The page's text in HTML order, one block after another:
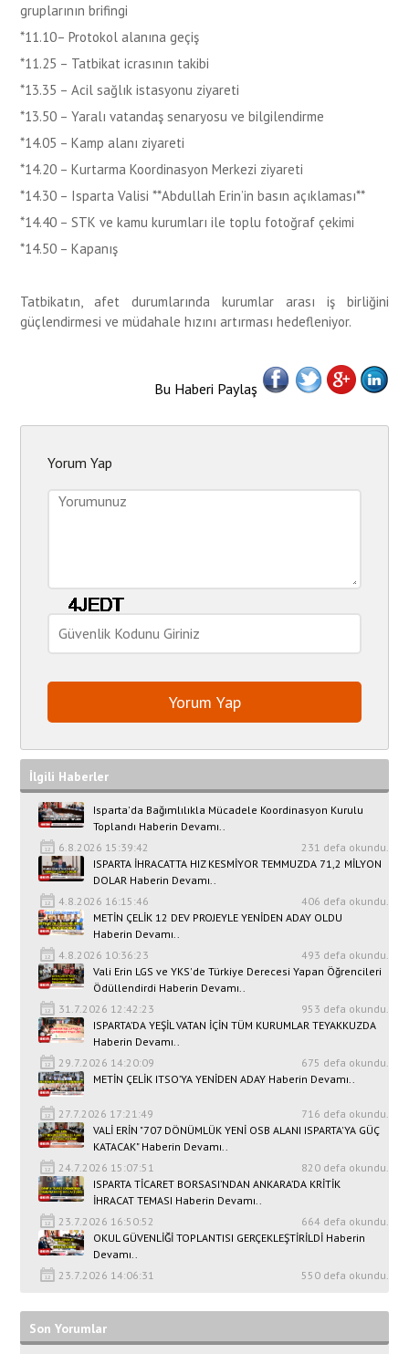
gruplarının brifingi
*11.10– Protokol alanına geçiş
*11.25 – Tatbikat icrasının takibi
*13.35 – Acil sağlık istasyonu ziyareti
*13.50 – Yaralı vatandaş senaryosu ve bilgilendirme
*14.05 – Kamp alanı ziyareti
*14.20 – Kurtarma Koordinasyon Merkezi ziyareti
*14.30 – Isparta Valisi **Abdullah Erin’in basın açıklaması**
*14.40 – STK ve kamu kurumları ile toplu fotoğraf çekimi
*14.50 – Kapanış
Tatbikatın, afet durumlarında kurumlar arası iş birliğini
güçlendirmesi ve müdahale hızını artırması hedefleniyor.
Bu Haberi Paylaş
Yorum Yap
İlgili Haberler
Isparta'da Bağımlılıkla Mücadele Koordinasyon Kurulu
Toplandı Haberin Devamı..
6.8.2026 15:39:42
231 defa okundu.
ISPARTA İHRACATTA HIZ KESMİYOR TEMMUZDA 71,2 MİLYON
DOLAR Haberin Devamı..
4.8.2026 16:15:46
406 defa okundu.
METİN ÇELİK 12 DEV PROJEYLE YENİDEN ADAY OLDU
Haberin Devamı..
4.8.2026 10:36:23
493 defa okundu.
Vali Erin LGS ve YKS'de Türkiye Derecesi Yapan Öğrencileri
Ödüllendirdi Haberin Devamı..
31.7.2026 12:42:23
953 defa okundu.
ISPARTA’DA YEŞİL VATAN İÇİN TÜM KURUMLAR TEYAKKUZDA
Haberin Devamı..
29.7.2026 14:20:09
675 defa okundu.
METİN ÇELİK ITSO’YA YENİDEN ADAY Haberin Devamı..
27.7.2026 17:21:49
716 defa okundu.
VALİ ERİN "707 DÖNÜMLÜK YENİ OSB ALANI ISPARTA'YA GÜÇ
KATACAK" Haberin Devamı..
24.7.2026 15:07:51
820 defa okundu.
ISPARTA TİCARET BORSASI’NDAN ANKARA’DA KRİTİK
İHRACAT TEMASI Haberin Devamı..
23.7.2026 16:50:52
664 defa okundu.
OKUL GÜVENLİĞİ TOPLANTISI GERÇEKLEŞTİRİLDİ Haberin
Devamı..
23.7.2026 14:06:31
550 defa okundu.
Son Yorumlar